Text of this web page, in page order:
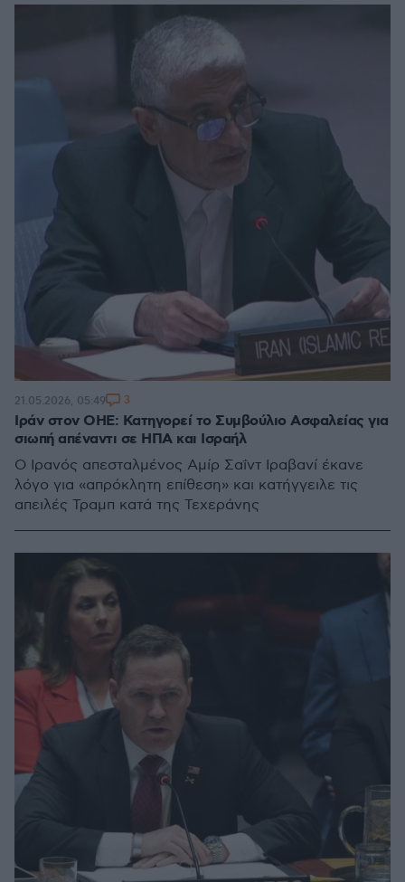
Ιράν στον ΟΗΕ: Κατηγορεί το Συμβούλιο Ασφαλείας για
σιωπή απέναντι σε ΗΠΑ και Ισραήλ
Ο Ιρανός απεσταλμένος Αμίρ Σαΐντ Ιραβανί έκανε
λόγο για «απρόκλητη επίθεση» και κατήγγειλε τις
απειλές Τραμπ κατά της Τεχεράνης
21.05.2026, 05:49 3